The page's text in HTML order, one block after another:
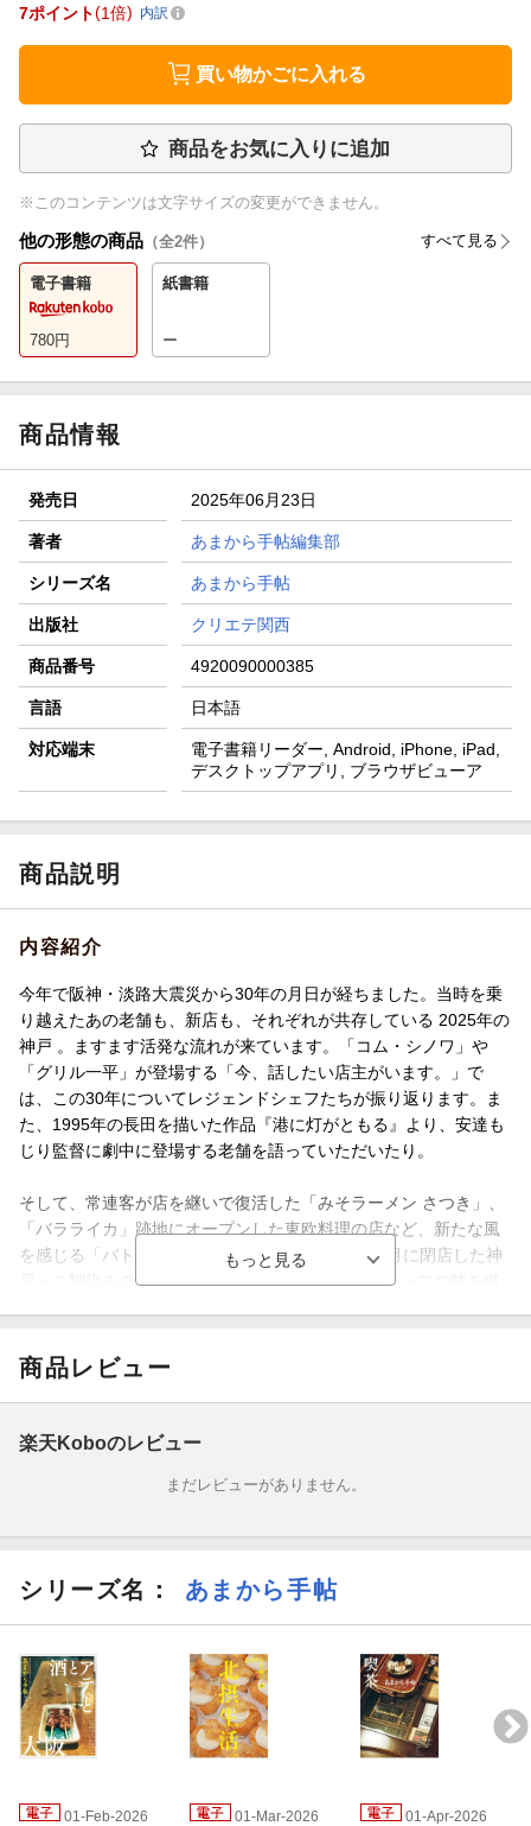
7ポイント 1倍 内訳
買い物かごに入れる
商品をお気に入りに追加
※このコンテンツは文字サイズの変更ができません。
他の形態の商品 （全2件） すべて見る
電子書籍
780円
紙書籍
ー
商品情報
発売日 2025年06月23日
著者 あまから手帖編集部
シリーズ名 あまから手帖
出版社 クリエテ関西
商品番号 4920090000385
言語 日本語
対応端末
電子書籍リーダー, Android, iPhone, iPad,
デスクトップアプリ, ブラウザビューア
商品説明
内容紹介
今年で阪神・淡路大震災から30年の月日が経ちました。当時を乗
り越えたあの老舗も、新店も、それぞれが共存している 2025年の
神戸 。ますます活発な流れが来ています。「コム・シノワ」や
「グリル一平」が登場する「今、話したい店主がいます。」で
は、この30年についてレジェンドシェフたちが振り返ります。ま
た、1995年の長田を描いた作品『港に灯がともる』より、安達も
じり監督に劇中に登場する老舗を語っていただいたり。
そして、常連客が店を継いで復活した「みそラーメン さつき」、
「バラライカ」跡地にオープンした東欧料理の店など、新たな風
を感じる「バトンを繋いで。」。さらに、昨年11月に閉店した神
戸っこ馴染みの洋食「ラミ」。最終日の様子と、シェフの味を継
その他、連載でもお馴染みの安田謙一さんと飲んで回る「極私的
神戸地下鉄環状線化計画」。最近話題のスイーツ「クレープと
「酒場のこと。」などなど。新旧の実力店、酒場に甘いもんに韓
商品レビュー
楽天Koboのレビュー
まだレビューがありません。
シリーズ名： あまから手帖
01-Feb-2026 01-Mar-2026 01-Apr-2026